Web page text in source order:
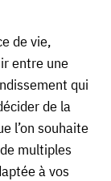
de vie,
entre une
qui
de la
l’on souhaite
multiples
à vos